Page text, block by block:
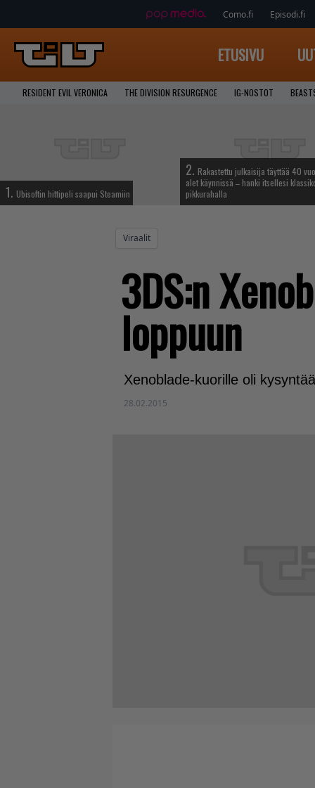
Como.fi Episodi.fi
ETUSIVU
RESIDENT EVIL VERONICA THE DIVISION RESURGENCE IG-NOSTOT
1. Ubisoftin hittipeli saapui Steamiin
2. Rakastettu julkaisija täyttää 40
alet käynnissä – hanki itsellesi
pikkurahalla
Viraalit
3DS:n
loppuun
Xenoblade-kuorille oli kysyntää
28.02.2015